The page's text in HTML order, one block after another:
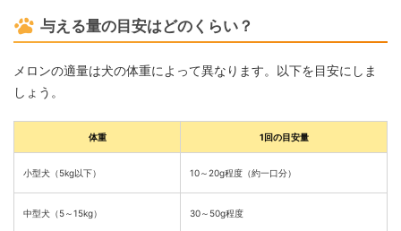
与える量の目安はどのくらい？
メロンの適量は犬の体重によって異なります。以下を目安にしま
しょう。
体重 1回の目安量
小型犬（5kg以下） 10～20g程度（約一口分）
中型犬（5～15kg） 30～50g程度